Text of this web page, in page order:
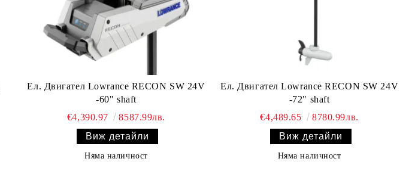
Ел. Двигател Lowrance RECON SW 24V
-60" shaft
€4,390.97
8587.99лв.
Виж детайли
Няма наличност
Ел. Двигател Lowrance RECON SW 24V
-72" shaft
€4,489.65
8780.99лв.
Виж детайли
Няма наличност